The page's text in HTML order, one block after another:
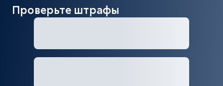
Проверьте штрафы